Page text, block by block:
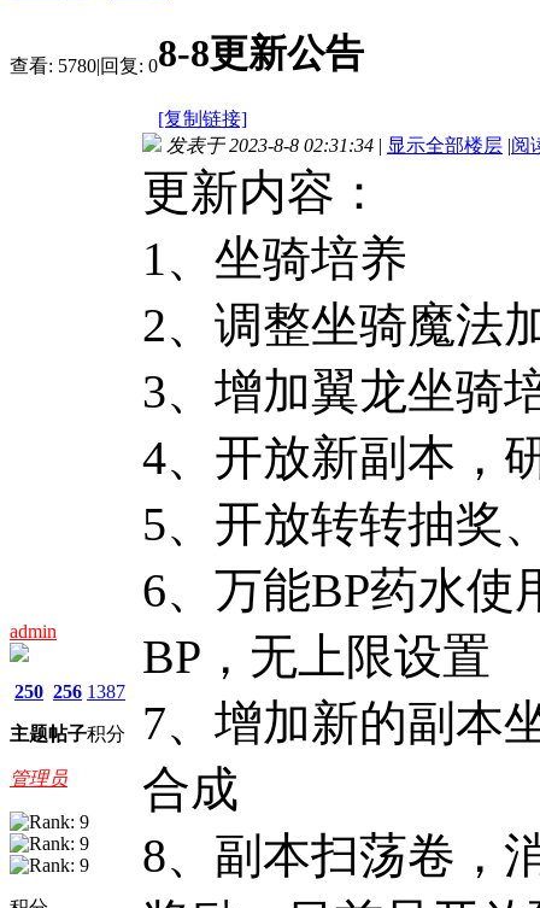
查看: 5780|回复: 08-8更新公告
[复制链接]
admin
250
主题
256
帖子
1387
积分
管理员
发表于 2023-8-8 02:31:34 | 显示全部楼层 |阅
更新内容：
1、坐骑培养
2、调整坐骑魔法
3、增加翼龙坐骑
4、开放新副本，
5、开放转转抽奖
6、万能BP药水使
BP，无上限设置
7、增加新的副本
合成
8、副本扫荡卷，